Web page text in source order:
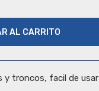
AL CARRITO
y troncos, facil de usar